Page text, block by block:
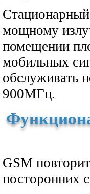
мощному
помещении
мобильных
обслуживать
900МГц.
GSM
посторонних